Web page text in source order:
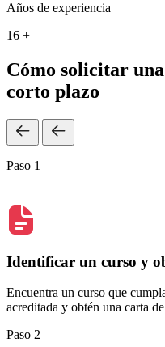
Años de experiencia
16 +
Cómo solicitar
corto plazo
Paso 1
Identificar un curso y
Encuentra un curso que
acreditada y obtén una carta
Paso 2